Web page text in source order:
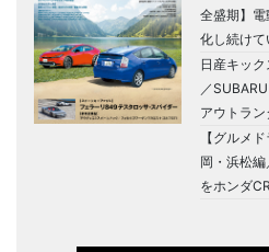
全盛期】
化し続けて
日産キッ
／
アウトラ
【グルメ
岡・浜松
をホンダ